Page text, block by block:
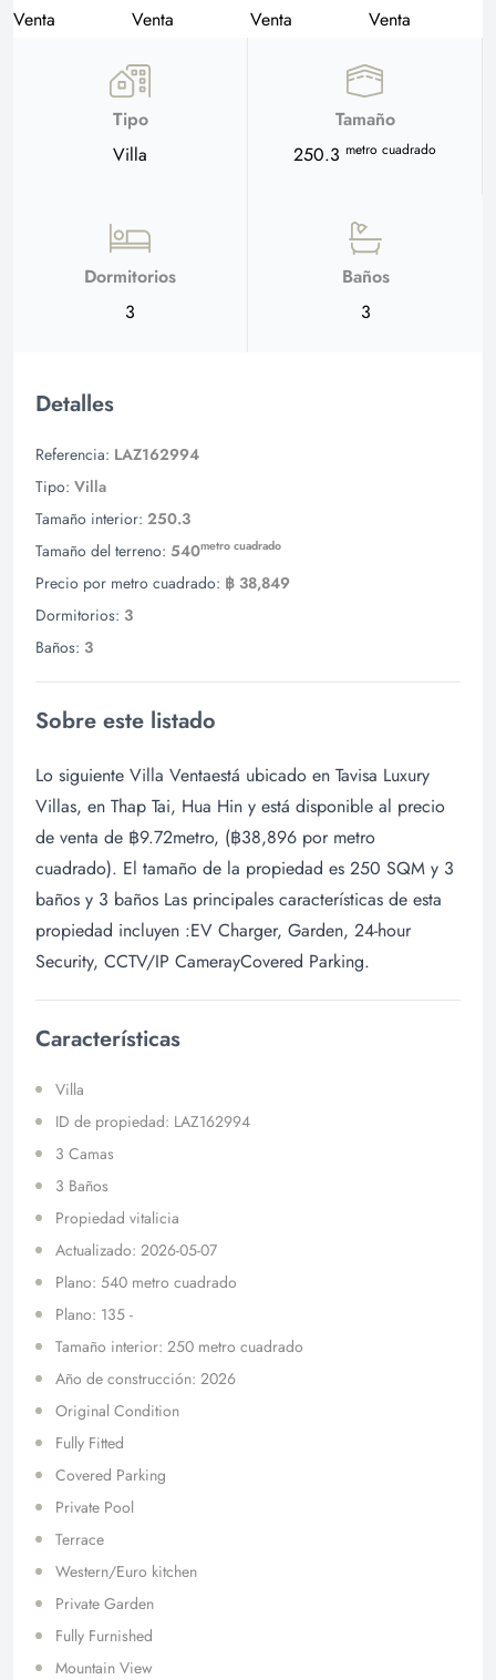
Tipo
Villa
Tamaño
250.3 metro cuadrado
Dormitorios
3
Baños
3
Detalles
Referencia: LAZ162994
Tipo: Villa
Tamaño interior: 250.3
Tamaño del terreno: 540metro cuadrado
Precio por metro cuadrado: ฿ 38,849
Dormitorios: 3
Baños: 3
Sobre este listado
Lo siguiente Villa Ventaestá ubicado en Tavisa Luxury
Villas, en Thap Tai, Hua Hin y está disponible al precio
de venta de ฿9.72metro, (฿38,896 por metro
cuadrado). El tamaño de la propiedad es 250 SQM y 3
baños y 3 baños Las principales características de esta
propiedad incluyen :EV Charger, Garden, 24-hour
Security, CCTV/IP CamerayCovered Parking.
Características
Villa
ID de propiedad: LAZ162994
3 Camas
3 Baños
Propiedad vitalicia
Actualizado: 2026-05-07
Plano: 540 metro cuadrado
Plano: 135 -
Tamaño interior: 250 metro cuadrado
Año de construcción: 2026
Original Condition
Fully Fitted
Covered Parking
Private Pool
Terrace
Western/Euro kitchen
Private Garden
Fully Furnished
Mountain View